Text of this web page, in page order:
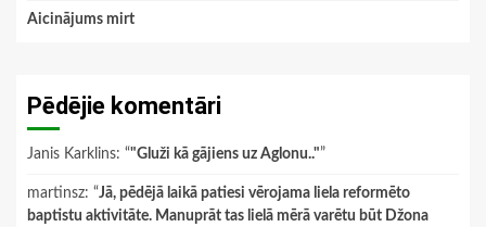
Aicinājums mirt
Pēdējie komentāri
Janis Karklins: “"Gluži kā gājiens uz Aglonu.."”
martinsz: “Jā, pēdējā laikā patiesi vērojama liela reformēto
baptistu aktivitāte. Manuprāt tas lielā mērā varētu būt Džona